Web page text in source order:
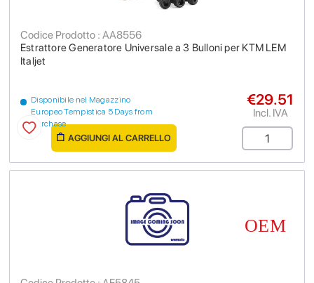
Estrattore Generatore Universale a 3 Bulloni per KTM LEM
Italjet
Codice Prodotto : AA8556
Disponibile nel Magazzino
Europeo Tempistica 5 Days from
purchase
€29.51
Incl. IVA
AGGIUNGI AL CARRELLO